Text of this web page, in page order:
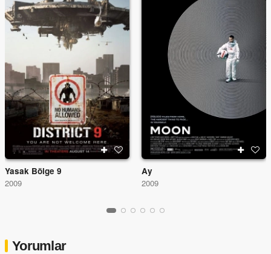
Yasak Bölge 9
2009
Ay
2009
Yorumlar